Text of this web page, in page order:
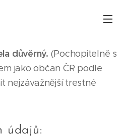
důvěrný. (Pochopitelně s
jako občan ČR podle
nejzávažnější trestné
údajů: